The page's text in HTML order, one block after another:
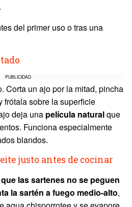
del primer uso o tras una
PUBLICIDAD
Corta un ajo por la mitad, pincha
frótala sobre la superficie
deja una película naturalque
Funciona especialmente
blandos.
justo antes de cocinar
las sartenes no se peguen
la sartén a fuego medio-alto,